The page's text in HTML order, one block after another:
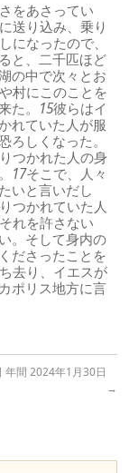
をあさってい
送り込み、乗り
になったので、
と、二千匹ほど
の中で次々とお
村にこのことを
た。 15彼らはイ
れていた人が服
ろしくなった。
つかれた人の身
17そこで、人々
いと言いだし
つかれていた人
れを許さない
。そして身内の
ださったことを
去り、イエスが
ポリス地方に言
年間 2024年1月30日
→